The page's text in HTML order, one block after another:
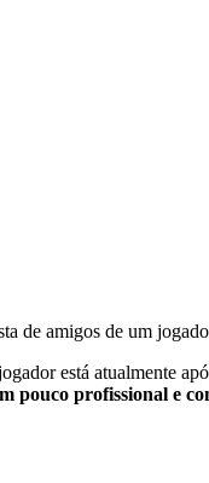
de amigos de um
está atualmente
pouco profissional e